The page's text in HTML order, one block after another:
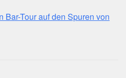
Bar-Tour auf den Spuren von